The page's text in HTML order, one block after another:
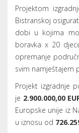
Projektom
Bistranskoj
dobi u kojima
boravka x 20
opremanje
svim namještajem
Projekt izgradnje
je 2.900.000,00
Europske unije iz
u iznosu od